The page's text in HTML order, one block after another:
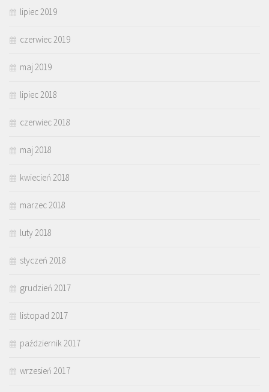
lipiec 2019
czerwiec 2019
maj 2019
lipiec 2018
czerwiec 2018
maj 2018
kwiecień 2018
marzec 2018
luty 2018
styczeń 2018
grudzień 2017
listopad 2017
październik 2017
wrzesień 2017